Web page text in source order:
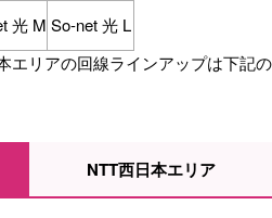
光 M So-net 光 L
エリアの回線ラインアップは下記の
NTT西日本エリア